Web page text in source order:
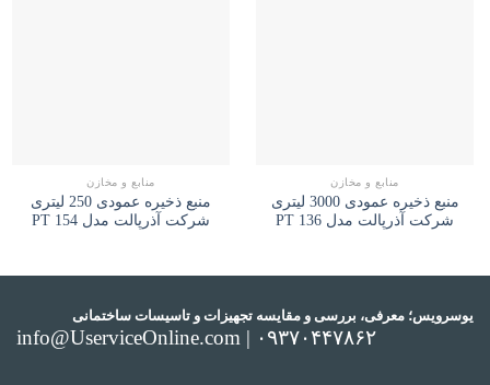
منابع و مخازن
منبع ذخیره عمودی 3000 لیتری
شرکت آذرپالت مدل PT 136
منابع و مخازن
منبع ذخیره عمودی 250 لیتری
شرکت آذرپالت مدل PT 154
یوسرویس؛ معرفی، بررسی و مقایسه تجهیزات و تاسیسات ساختمانی
info@UserviceOnline.com | ۰۹۳۷۰۴۴۷۸۶۲